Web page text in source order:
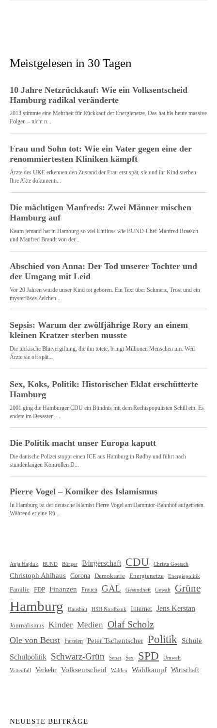
Meistgelesen in 30 Tagen
Anja Hajduk BUND Bürger Bürgerschaft CDU Christa Goetsch
Christoph Ahlhaus Corona Demokratie Energienetze Energiepolitik
Familie FDP Finanzen Frauen GAL Gesundheit Gewalt Grüne
Hamburg Haushalt HSH Nordbank Internet Jens Kerstan
Journalismus Kinder Medien Olaf Scholz
Ole von Beust Parteien Peter Tschentscher Politik
Schule
Schulpolitik Schwarz-Grün Senat Sex SPD Umwelt
Vattenfall Verkehr Volksentscheid Wahlen Wahlkampf Wirtschaft
NEUESTE BEITRÄGE